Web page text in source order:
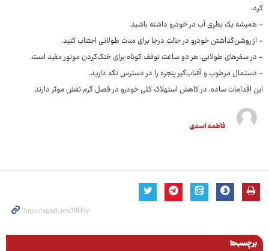
کرد:
- همیشه یک بطری آب در خودرو داشته باشید.
- از روشن‌گذاشتن خودرو در حالت درجا برای مدت طولانی اجتناب کنید.
- در سفرهای طولانی، هر دو ساعت توقف کوتاه برای خنک‌کردن موتور مفید است.
- دستمال مرطوب و آفتاب‌گیر پنجره را در دسترس نگه دارید.
این اقدامات ساده، در کاهش استهلاک کلی خودرو در فصل گرم نقش موثر دارند.
فاطمه اسدی
برچسب‌ها